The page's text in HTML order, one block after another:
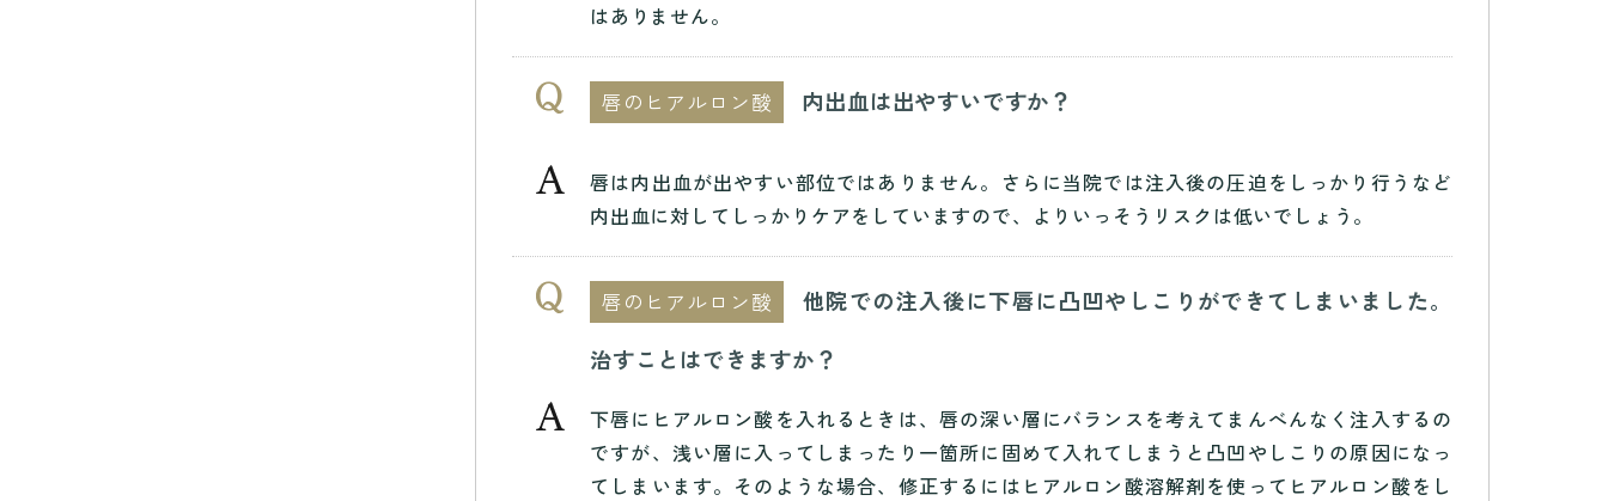
はありません。
唇のヒアルロン酸 内出血は出やすいですか？
唇は内出血が出やすい部位ではありません。さらに当院では注入後の圧迫をしっかり行うなど
内出血に対してしっかりケアをしていますので、よりいっそうリスクは低いでしょう。
唇のヒアルロン酸
他院での注入後に下唇に凸凹やしこりができてしまいました。
治すことはできますか？
下唇にヒアルロン酸を入れるときは、唇の深い層にバランスを考えてまんべんなく注入するの
ですが、浅い層に入ってしまったり一箇所に固めて入れてしまうと凸凹やしこりの原因になっ
てしまいます。そのような場合、修正するにはヒアルロン酸溶解剤を使ってヒアルロン酸をし